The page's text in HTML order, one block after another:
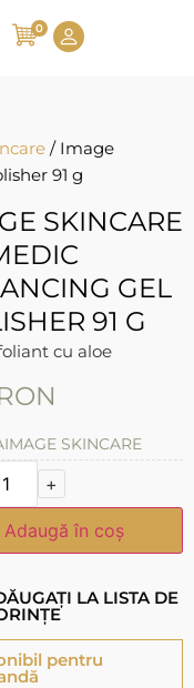
0
/ Image
91 g
SKINCARE
GEL
91 G
cu aloe
IMAGE SKINCARE
+
Adaugă în coș
LA LISTA DE
pentru